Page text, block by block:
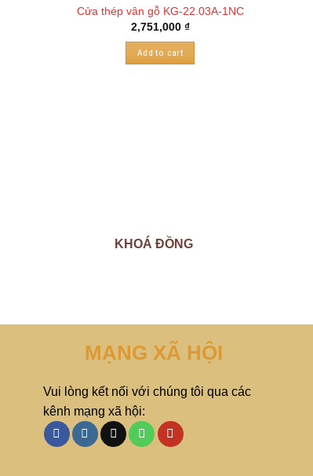
Cửa thép vân gỗ KG-22.03A-1NC
2,751,000 ₫
Add to cart
KHOÁ ĐỒNG
MẠNG XÃ HỘI
Vui lòng kết nối với chúng tôi qua các
kênh mạng xã hội: